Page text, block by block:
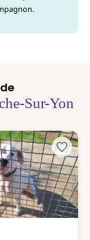
Sur-Yon